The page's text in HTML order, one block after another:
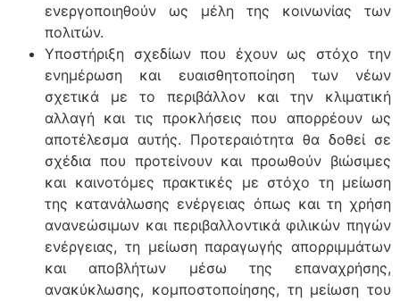
ενεργοποιηθούν ως μέλη της κοινωνίας των
πολιτών.
Υποστήριξη σχεδίων που έχουν ως στόχο την
ενημέρωση και ευαισθητοποίηση των νέων
σχετικά με το περιβάλλον και την κλιματική
αλλαγή και τις προκλήσεις που απορρέουν ως
αποτέλεσμα αυτής. Προτεραιότητα θα δοθεί σε
σχέδια που προτείνουν και προωθούν βιώσιμες
και καινοτόμες πρακτικές με στόχο τη μείωση
της κατανάλωσης ενέργειας όπως και τη χρήση
ανανεώσιμων και περιβαλλοντικά φιλικών πηγών
ενέργειας, τη μείωση παραγωγής απορριμμάτων
και αποβλήτων μέσω της επαναχρήσης,
ανακύκλωσης, κομποστοποίησης, τη μείωση του